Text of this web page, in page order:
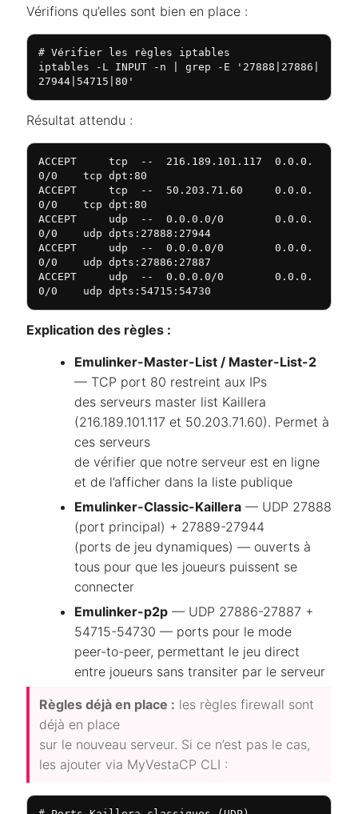
Vérifions qu’elles sont bien en place :
# Vérifier les règles iptables
iptables -L INPUT -n | grep -E '27888|27886|
27944|54715|80'
Résultat attendu :
ACCEPT     tcp  --  216.189.101.117  0.0.0.
0/0    tcp dpt:80
ACCEPT     tcp  --  50.203.71.60     0.0.0.
0/0    tcp dpt:80
ACCEPT     udp  --  0.0.0.0/0        0.0.0.
0/0    udp dpts:27888:27944
ACCEPT     udp  --  0.0.0.0/0        0.0.0.
0/0    udp dpts:27886:27887
ACCEPT     udp  --  0.0.0.0/0        0.0.0.
0/0    udp dpts:54715:54730
Explication des règles :
Emulinker-Master-List / Master-List-2
— TCP port 80 restreint aux IPs
des serveurs master list Kaillera
(216.189.101.117 et 50.203.71.60). Permet à
ces serveurs
de vérifier que notre serveur est en ligne
et de l’afficher dans la liste publique
Emulinker-Classic-Kaillera — UDP 27888
(port principal) + 27889-27944
(ports de jeu dynamiques) — ouverts à
tous pour que les joueurs puissent se
connecter
Emulinker-p2p — UDP 27886-27887 +
54715-54730 — ports pour le mode
peer-to-peer, permettant le jeu direct
entre joueurs sans transiter par le serveur
Règles déjà en place : les règles firewall sont
déjà en place
sur le nouveau serveur. Si ce n’est pas le cas,
les ajouter via MyVestaCP CLI :